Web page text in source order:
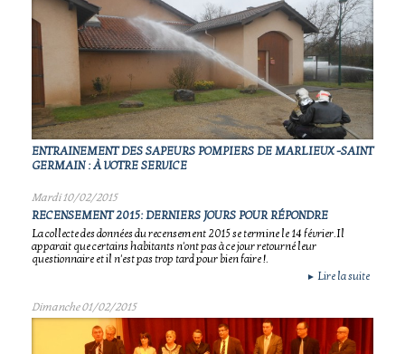
ENTRAINEMENT DES SAPEURS POMPIERS DE MARLIEUX -SAINT
GERMAIN : À VOTRE SERVICE
Mardi 10/02/2015
RECENSEMENT 2015: DERNIERS JOURS POUR RÉPONDRE
La collecte des données du recensement 2015 se termine le 14 février.Il
apparait que certains habitants n'ont pas à ce jour retourné leur
questionnaire et il n'est pas trop tard pour bien faire !.
► Lire la suite
Dimanche 01/02/2015